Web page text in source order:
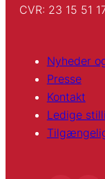
CVR: 23 15 51
Nyheder
Presse
Kontakt
Ledige